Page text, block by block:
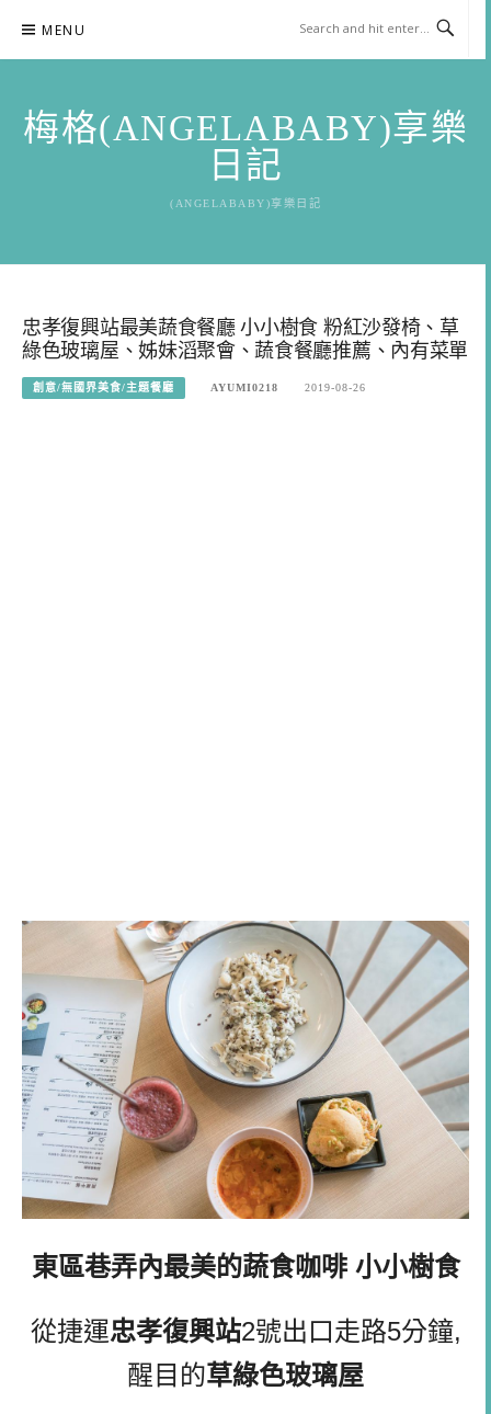
content
MENU
梅格(ANGELABABY)享樂
日記
(ANGELABABY)享樂日記
忠孝復興站最美蔬食餐廳 小小樹食 粉紅沙發椅、草
綠色玻璃屋、姊妹滔聚會、蔬食餐廳推薦、內有菜單
創意/無國界美食/主題餐廳 AYUMI0218 2019-08-26
東區巷弄內最美的蔬食咖啡 小小樹食
從捷運忠孝復興站2號出口走路5分鐘,
醒目的草綠色玻璃屋